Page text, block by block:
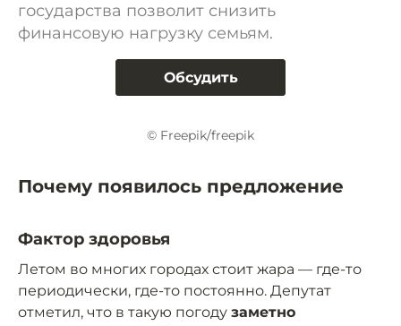
государства позволит снизить
финансовую нагрузку семьям.
Обсудить
© Freepik/freepik
Почему появилось предложение
Фактор здоровья
Летом во многих городах стоит жара — где-то
периодически, где-то постоянно. Депутат
отметил, что в такую погоду заметно